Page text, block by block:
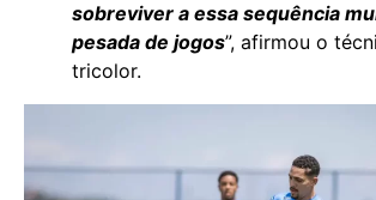
sobreviver a essa sequência
pesada de jogos”, afirmou o
tricolor.